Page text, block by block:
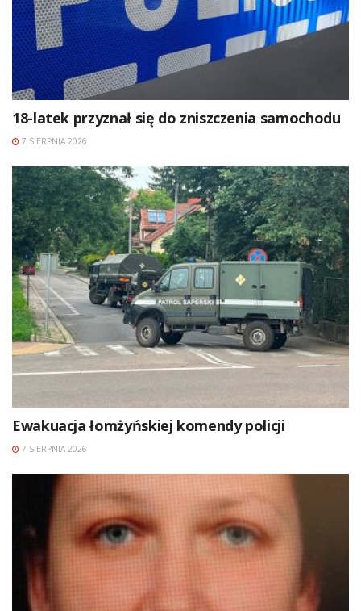
18-latek przyznał się do zniszczenia samochodu
7 SIERPNIA 2026
Ewakuacja łomżyńskiej komendy policji
7 SIERPNIA 2026